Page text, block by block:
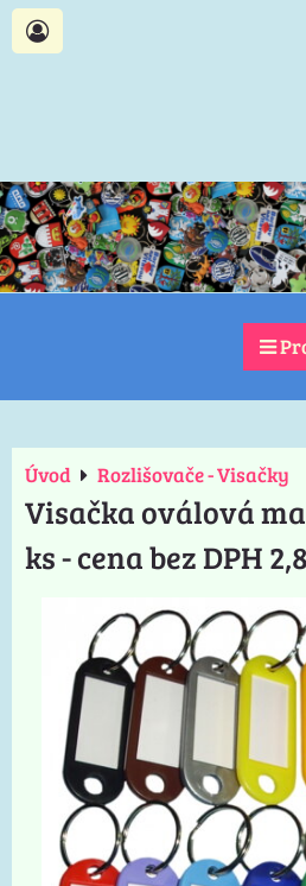
Úvod Rozlišovače - Visačky
Visačka oválová
ks - cena bez DPH